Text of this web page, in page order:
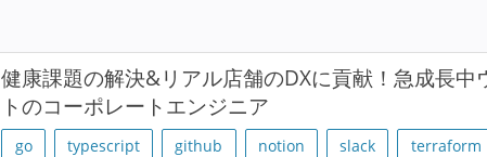
健康課題の解決&リアル店舗のDXに貢献！急成長中
トのコーポレートエンジニア
go typescript github notion slack terraform